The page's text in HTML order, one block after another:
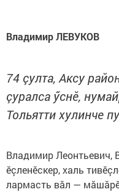
Владимир ЛЕВУКОВ
74 çулта, Аксу
çуралса ӳснӗ,
Тольятти хулинче
Владимир Леонтьевич,
ӗçленӗскер, халь
лармасть вăл —